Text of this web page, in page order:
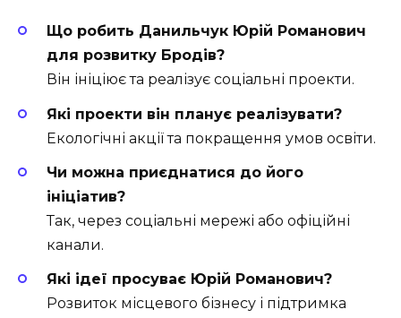
Що робить Данильчук Юрій Романович
для розвитку Бродів?
Він ініціює та реалізує соціальні проекти.
Які проекти він планує реалізувати?
Екологічні акції та покращення умов освіти.
Чи можна приєднатися до його
ініціатив?
Так, через соціальні мережі або офіційні
канали.
Які ідеї просуває Юрій Романович?
Розвиток місцевого бізнесу і підтримка